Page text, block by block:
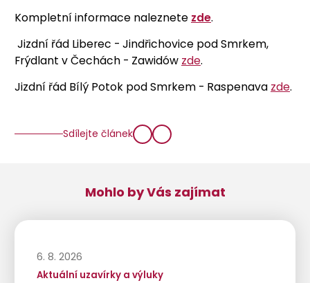
Kompletní informace naleznete zde.
Jizdní řád Liberec - Jindřichovice pod Smrkem,
Frýdlant v Čechách - Zawidów zde.
Jizdní řád Bílý Potok pod Smrkem - Raspenava zde.
Sdílejte článek
Mohlo by Vás zajímat
6. 8. 2026
Aktuální uzavírky a výluky